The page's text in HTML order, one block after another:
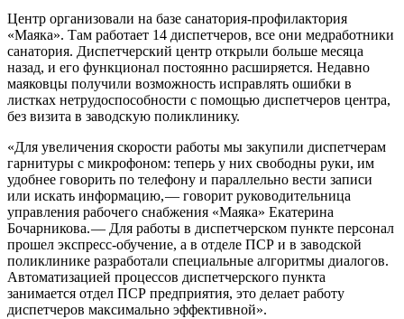
Центр организовали на базе санатория-профилактория
«Маяка». Там работает 14 диспетчеров, все они медработники
санатория. Диспетчерский центр открыли больше месяца
назад, и его функционал постоянно расширяется. Недавно
маяковцы получили возможность исправлять ошибки в
листках нетрудоспособности с помощью диспетчеров центра,
без визита в заводскую поликлинику.
«Для увеличения скорости работы мы закупили диспетчерам
гарнитуры с микрофоном: теперь у них свободны руки, им
удобнее говорить по телефону и параллельно вести записи
или искать информацию, — ​говорит руководительница
управления рабочего снабжения «Маяка» Екатерина
Бочарникова. — ​Для работы в диспетчерском пункте персонал
прошел экспресс-обучение, а в отделе ПСР и в заводской
поликлинике разработали специальные алгоритмы диалогов.
Автоматизацией процессов диспетчерского пункта
занимается отдел ПСР предприятия, это делает работу
диспетчеров максимально эффективной».